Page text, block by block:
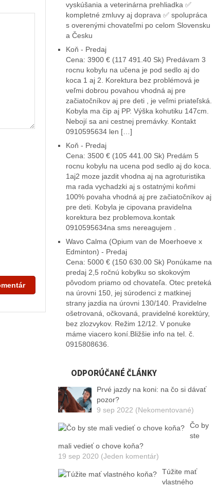
vyskúšania a veterinárna prehliadka ✅
kompletné zmluvy aj doprava ✅ spolupráca
s overenými chovateľmi po celom Slovensku
a Česku
Koň - Predaj
Cena: 3900 € (117 491.40 Sk) Predávam 3
rocnu kobylu na učena je pod sedlo aj do
koca 1 aj 2. Korektura bez problémová je
veľmi dobrou povahou vhodná aj pre
začiatočníkov aj pre deti , je veľmi priateľská.
Kobyla ma čip aj PP. Výška kohutiku 147cm.
Nebojí sa ani cestnej premávky. Kontakt
0910595634 len […]
Koň - Predaj
Cena: 3500 € (105 441.00 Sk) Predám 5
rocnu kobylu na ucena pod sedlo aj do koca.
1aj2 moze jazdit vhodna aj na agroturistika
ma rada vychadzki aj s ostatnými koňmi
100% povaha vhodná aj pre začiatočníkov aj
pre deti. Kobyla je cipovana pravidelna
korektura bez problemova.kontak
0910595634na sms nereagujem .
Wavo Calma (Opium van de Moerhoeve x
Edminton) - Predaj
Cena: 5000 € (150 630.00 Sk) Ponúkame na
predaj 2,5 ročnú kobylku so skokovým
pôvodom priamo od chovateľa. Otec preteká
na úrovni 150, jej súrodenci z matkinej
strany jazdia na úrovni 130/140. Pravidelne
ošetrovaná, očkovaná, pravidelné korektúry,
bez zlozvykov. Režim 12/12. V ponuke
máme viacero koní.Bližšie info na tel. č.
0915808636.
ODPORÚČANÉ ČLÁNKY
Prvé jazdy na koni: na čo si dávať
pozor?
9 sep 2022 (Nekomentované)
Čo by
ste
mali vedieť o chove koňa?
19 sep 2020 (Jeden komentár)
Túžite mať
vlastného